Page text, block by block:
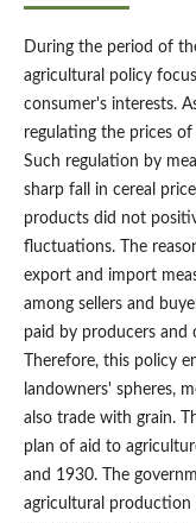
During the period of
agricultural policy
consumer's interests.
regulating the prices
Such regulation by
sharp fall in cereal
products did not
fluctuations. The
export and import
among sellers and
paid by producers and
Therefore, this policy
landowners' spheres,
also trade with grain.
plan of aid to
and 1930. The
agricultural production